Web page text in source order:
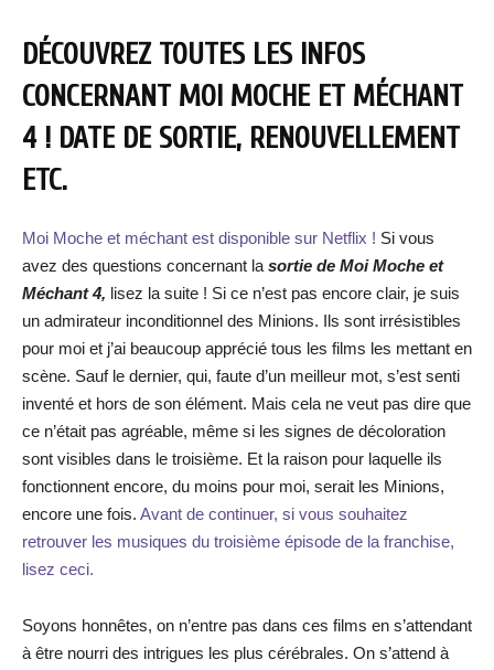
DÉCOUVREZ TOUTES LES INFOS
CONCERNANT MOI MOCHE ET MÉCHANT
4 ! DATE DE SORTIE, RENOUVELLEMENT
ETC.
Moi Moche et méchant est disponible sur Netflix ! Si vous
avez des questions concernant la sortie de Moi Moche et
Méchant 4, lisez la suite ! Si ce n’est pas encore clair, je suis
un admirateur inconditionnel des Minions. Ils sont irrésistibles
pour moi et j’ai beaucoup apprécié tous les films les mettant en
scène. Sauf le dernier, qui, faute d’un meilleur mot, s’est senti
inventé et hors de son élément. Mais cela ne veut pas dire que
ce n’était pas agréable, même si les signes de décoloration
sont visibles dans le troisième. Et la raison pour laquelle ils
fonctionnent encore, du moins pour moi, serait les Minions,
encore une fois. Avant de continuer, si vous souhaitez
retrouver les musiques du troisième épisode de la franchise,
lisez ceci.
Soyons honnêtes, on n’entre pas dans ces films en s’attendant
à être nourri des intrigues les plus cérébrales. On s’attend à